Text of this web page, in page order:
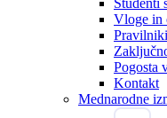
Vloge in
Pogosta
Kontakt
Mednarodne